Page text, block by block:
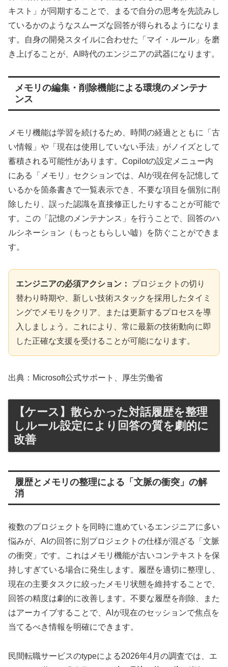
キスト」が同期することで、まるで自分の思考を先読みし
ているかのようなスムーズな回答が得られるようになりま
す。自身の開発スタイルに合わせた「マイ・ルール」を磨
き上げることが、AI時代のエンジニアの武器になります。
メモリの編集・削除機能による環境のメンテナ
ンス
メモリ機能は学習を続けるため、時間の経過とともに「古
い情報」や「現在は使用していない手法」がノイズとして
蓄積される可能性があります。Copilotの設定メニュー内
にある「メモリ」セクションでは、AIが現在何を記憶して
いるかを箇条書きで一覧表示でき、不要な項目を個別に削
除したり、誤った認識を直接修正したりすることが可能で
す。この「記憶のメンテナンス」を行うことで、回答のハ
ルシネーション（もっともらしい嘘）を防ぐことができま
す。
エンジニアの必須アクション：
プロジェクトの切り
替わり時期や、新しい技術スタックを採用したタイミ
ングでメモリをクリア、または更新するプロセスを導
入しましょう。これにより、常に最新の技術動向に即
した正確な支援を受けることが可能になります。
出典：Microsoft公式サポート、厚生労働省
【ケース】散らかった対話履歴を整理
しルール設定により回答の質を劇的に
改善
履歴とメモリの整理による「文脈の衝突」の解
消
複数のプロジェクトを同時に進めているエンジニアに多い
悩みが、AIの回答に別プロジェクトの仕様が混ざる「文脈
の衝突」です。これはメモリ機能が古いコンテキストを保
持しすぎている場合に発生します。履歴を適切に整理し、
現在の主要タスクに絞ったメモリ状態を維持することで、
回答の精度は劇的に改善します。不要な履歴を削除、また
はアーカイブすることで、AIが現在のセッションで焦点を
当てるべき情報を明確にできます。
民間転職サービスのtypeによる2026年4月の調査では、エ